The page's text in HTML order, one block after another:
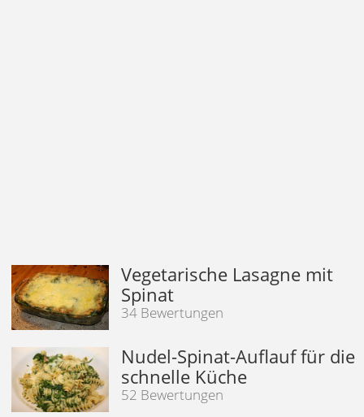
Vegetarische Lasagne mit
Spinat
34 Bewertungen
Nudel-Spinat-Auflauf für die
schnelle Küche
52 Bewertungen